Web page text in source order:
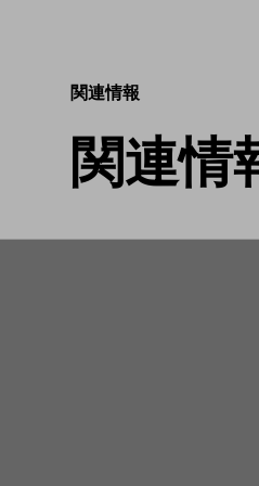
関連情報
関連情